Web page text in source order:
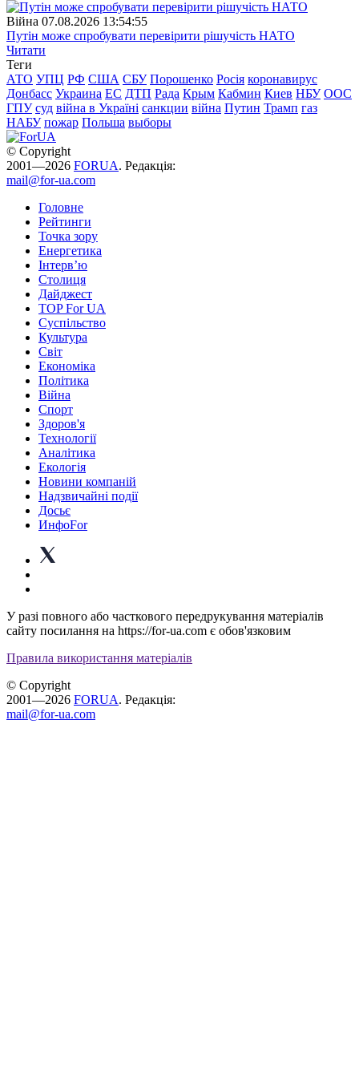
Війна 07.08.2026 13:54:55
Путін може спробувати перевірити рішучість НАТО
Читати
Теги
АТО УПЦ РФ США СБУ Порошенко Росія коронавирус
Донбасс Украина ЕС ДТП Рада Крым Кабмин Киев НБУ ООС
ГПУ суд війна в Україні санкции війна Путин Трамп газ
НАБУ пожар Польша выборы
© Copyright
2001—2026 FORUA. Редакція:
mail@for-ua.com
Головне
Рейтинги
Точка зору
Енергетика
Інтерв’ю
Столиця
Дайджест
TOP For UA
Суспiльство
Культура
Світ
Економіка
Політика
Війна
Спорт
Здоров'я
Технології
Аналітика
Екологія
Новини компаній
Надзвичайні події
Досьє
ИнфоFor
У разі повного або часткового передрукування матеріалів
сайту посилання на https://for-ua.com є обов'язковим
Правила використання матеріалів
© Copyright
2001—2026 FORUA. Редакція:
mail@for-ua.com